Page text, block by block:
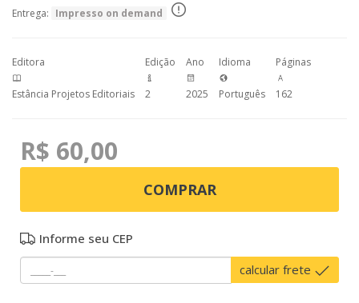
Entrega: Impresso on demand
Editora
Estância Projetos Editoriais
Edição
2
Ano
2025
Idioma
Português
Páginas
162
R$ 60,00
COMPRAR
Informe seu CEP
calcular frete